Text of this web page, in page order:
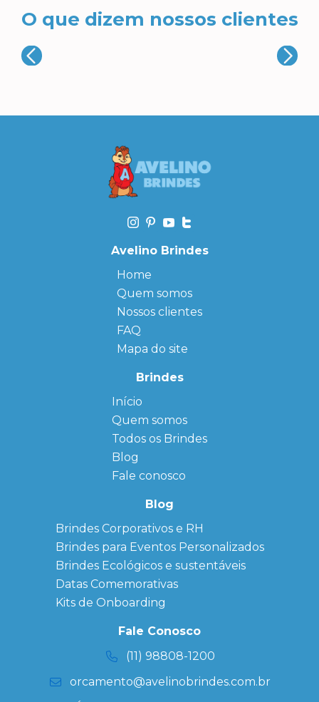
O que dizem nossos clientes
Avelino Brindes
Home
Quem somos
Nossos clientes
FAQ
Mapa do site
Brindes
Início
Quem somos
← Back
FAQ
Sitemap
Todos os Brindes
← Back
Agendas
Personalizadas
Personalizado
personalizados
Brindes
Corporativos
Copos Térmicos
Personalizados
Datas Especiais
Ecobag
Personalizada
Kits
Blog
Fale conosco
Blog
Brindes Corporativos e RH
Brindes para Eventos Personalizados
Brindes Ecológicos e sustentáveis
Datas Comemorativas
Kits de Onboarding
Fale Conosco
(11) 98808-1200
orcamento@avelinobrindes.com.br